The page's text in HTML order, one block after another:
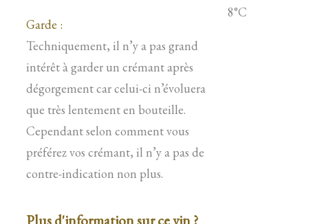
Garde :
Techniquement, il n’y a pas grand
intérêt à garder un crémant après
dégorgement car celui-ci n’évoluera
que très lentement en bouteille.
Cependant selon comment vous
préférez vos crémant, il n’y a pas de
contre-indication non plus.
8°C